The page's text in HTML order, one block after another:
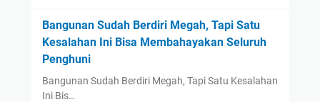
Bangunan Sudah Berdiri Megah, Tapi Satu
Kesalahan Ini Bisa Membahayakan Seluruh
Penghuni
Bangunan Sudah Berdiri Megah, Tapi Satu Kesalahan
Ini Bis…